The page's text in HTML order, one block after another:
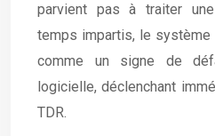
parvient pas à traiter
temps impartis, le système
comme un signe de
logicielle, déclenchant
TDR.